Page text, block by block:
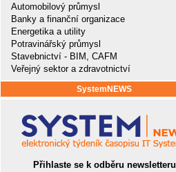
Automobilový průmysl
Banky a finanční organizace
Energetika a utility
Potravinářský průmysl
Stavebnictví - BIM, CAFM
Veřejný sektor a zdravotnictví
SystemNEWS
Přihlaste se k odběru newsletteru